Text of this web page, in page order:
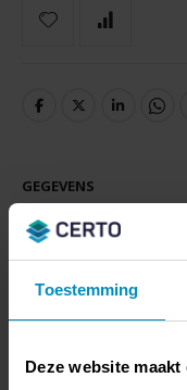
Toestemming
Deze website
GEGEVENS
Supremo is een echte
stroken zijn behoorlijk
groef geeft dat de
samen met de